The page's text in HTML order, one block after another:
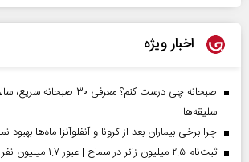
اخبار ویژه
صبحانه چی درست کنم؟ معرفی
سلیقه‌ها
چرا برخی بیماران بعد از کرونا و آنفلوآنزا ماه‌ها بهبود
ثبت‌نام ۲.۵ میلیون زائر در سماح | عبور ۱.۷ میلیون نفر از مرز‌های اربعین